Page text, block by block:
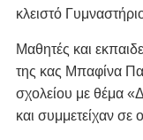
κλειστό
Μαθητές και
της κας Μπαφίνα
σχολείου με θέμα
και συμμετείχαν σε